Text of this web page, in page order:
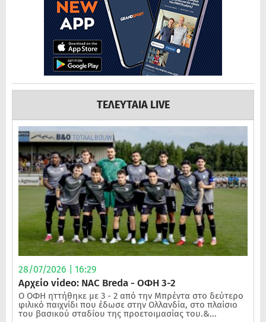
ΤΕΛΕΥΤΑΙΑ LIVE
28/07/2026 | 16:29
Αρχείο video: NAC Breda - ΟΦΗ 3-2
Ο ΟΦΗ ηττήθηκε με 3 - 2 από την Μπρέντα στο δεύτερο
φιλικό παιχνίδι που έδωσε στην Ολλανδία, στο πλαίσιο
του βασικού σταδίου της προετοιμασίας του.&...